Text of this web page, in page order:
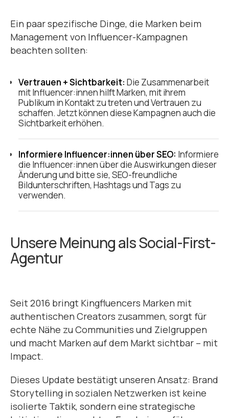
Ein paar spezifische Dinge, die Marken beim
Management von Influencer-Kampagnen
beachten sollten:
Vertrauen + Sichtbarkeit: Die Zusammenarbeit
mit Influencer:innen hilft Marken, mit ihrem
Publikum in Kontakt zu treten und Vertrauen zu
schaffen. Jetzt können diese Kampagnen auch die
Sichtbarkeit erhöhen.
Informiere Influencer:innen über SEO: Informiere
die Influencer:innen über die Auswirkungen dieser
Änderung und bitte sie, SEO-freundliche
Bildunterschriften, Hashtags und Tags zu
verwenden.
Unsere Meinung als Social-First-
Agentur
Seit 2016 bringt Kingfluencers Marken mit
authentischen Creators zusammen, sorgt für
echte Nähe zu Communities und Zielgruppen
und macht Marken auf dem Markt sichtbar – mit
Impact.
Dieses Update bestätigt unseren Ansatz: Brand
Storytelling in sozialen Netzwerken ist keine
isolierte Taktik, sondern eine strategische